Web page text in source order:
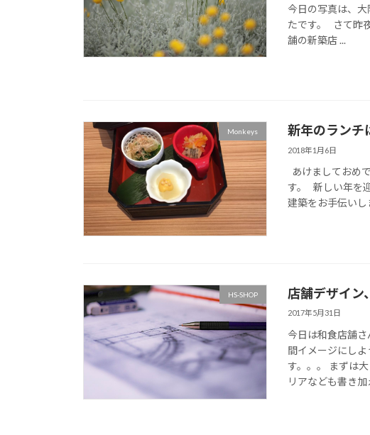
今日の写真は、
たです。 さて昨
舗の新築店 ...
Monkeys 新年のランチ
2018年1月6日
あけましておめ
す。 新しい年を
建築をお手伝いし
HS-SHOP 店舗デザイン
2017年5月31日
今日は和食店舗
間イメージにし
す。。。 まずは
リアなども書き加